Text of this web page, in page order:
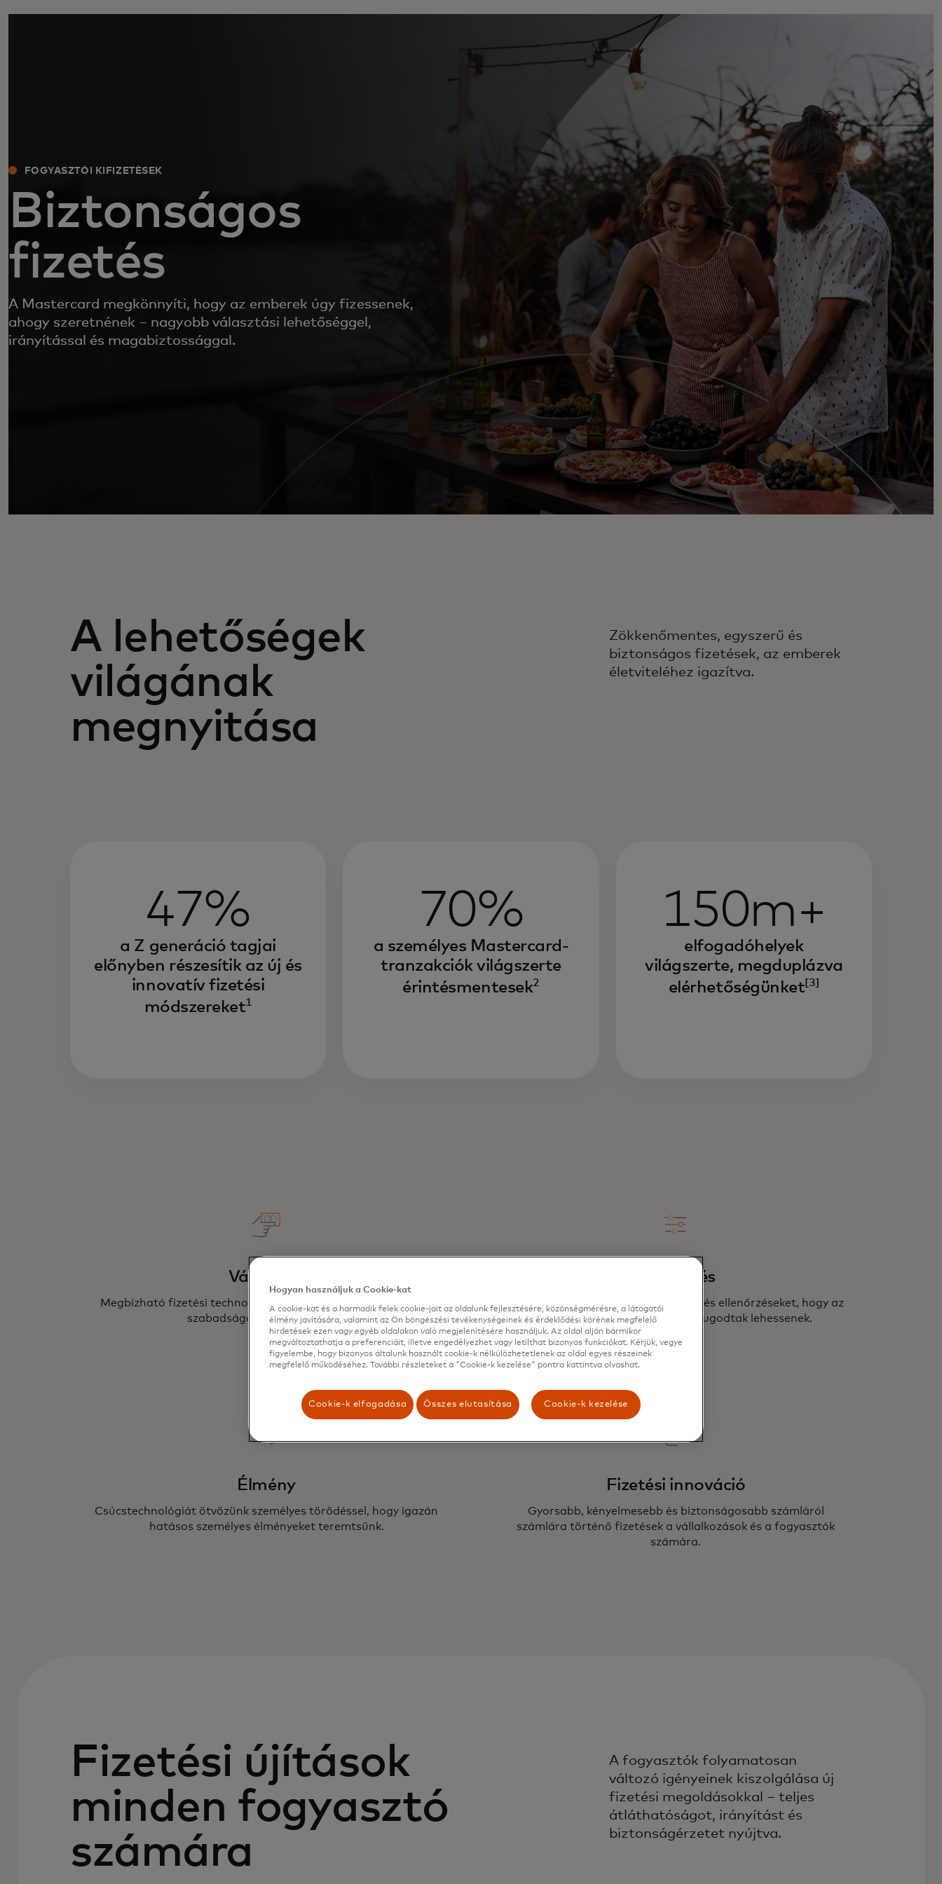
FOGYASZTÓI KIFIZETÉSEK
Biztonságos
fizetés
A Mastercard megkönnyíti, hogy az emberek úgy fizessenek,
ahogy szeretnének – nagyobb választási lehetőséggel,
irányítással és magabiztossággal.
A lehetőségek
világának
megnyitása
Zökkenőmentes, egyszerű és
biztonságos fizetések, az emberek
életviteléhez igazítva.
47%
a Z generáció tagjai
előnyben részesítik az új és
innovatív fizetési
módszereket1
70%
a személyes Mastercard-
tranzakciók világszerte
érintésmentesek2
150m+
elfogadóhelyek
világszerte, megduplázva
elérhetőségünket[3]
Választás
Megbízható fizetési technológiák biztosítják az embereknek a
szabadságot, amire vágynak.
Ellenőrzés
Biztosítjuk a szükséges biztonságot és ellenőrzéseket, hogy az
emberek minden fizetéskor nyugodtak lehessenek.
Élmény
Csúcstechnológiát ötvözünk személyes törődéssel, hogy igazán
hatásos személyes élményeket teremtsünk.
Fizetési innováció
Gyorsabb, kényelmesebb és biztonságosabb számláról
számlára történő fizetések a vállalkozások és a fogyasztók
számára.
Fizetési újítások
minden fogyasztó
számára
A fogyasztók folyamatosan
változó igényeinek kiszolgálása új
fizetési megoldásokkal – teljes
átláthatóságot, irányítást és
biztonságérzetet nyújtva.
Hogyan használjuk a Cookie-kat
A cookie-kat és a harmadik felek cookie-jait az oldalunk fejlesztésére, közönségmérésre, a látogatói
élmény javítására, valamint az Ön böngészési tevékenységeinek és érdeklődési körének megfelelő
hirdetések ezen vagy egyéb oldalakon való megjelenítésére használjuk. Az oldal alján bármikor
megváltoztathatja a preferenciáit, illetve engedélyezhet vagy letilthat bizonyos funkciókat. Kérjük, vegye
figyelembe, hogy bizonyos általunk használt cookie-k nélkülözhetetlenek az oldal egyes részeinek
megfelelő működéséhez. További részleteket a "Cookie-k kezelése" pontra kattintva olvashat.
Cookie-k elfogadása Összes elutasítása Cookie-k kezelése